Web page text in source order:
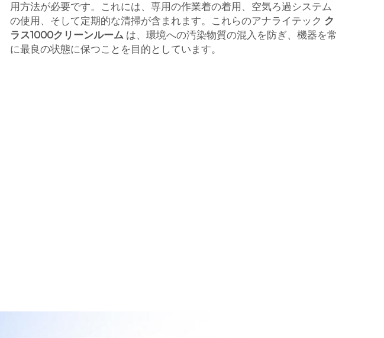
用方法が必要です。これには、専用の作業着の着用、空気ろ過システム
の使用、そして定期的な清掃が含まれます。これらのアナライテック ク
ラス1000クリーンルーム は、環境への汚染物質の混入を防ぎ、機器を常
に最良の状態に保つことを目的としています。